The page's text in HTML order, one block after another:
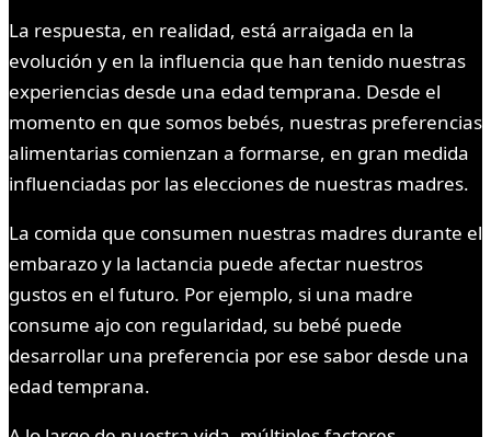
La respuesta, en realidad, está arraigada en la
evolución y en la influencia que han tenido nuestras
experiencias desde una edad temprana. Desde el
momento en que somos bebés, nuestras preferencias
alimentarias comienzan a formarse, en gran medida
influenciadas por las elecciones de nuestras madres.
La comida que consumen nuestras madres durante el
embarazo y la lactancia puede afectar nuestros
gustos en el futuro. Por ejemplo, si una madre
consume ajo con regularidad, su bebé puede
desarrollar una preferencia por ese sabor desde una
edad temprana.